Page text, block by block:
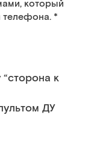
который
телефона. *
к
ДУ